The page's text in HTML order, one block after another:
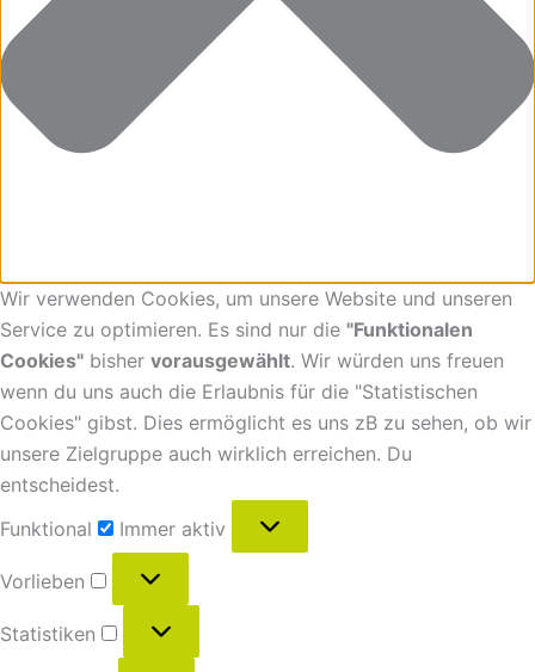
Wir verwenden Cookies, um unsere Website und unseren
Service zu optimieren. Es sind nur die "Funktionalen
Cookies" bisher vorausgewählt. Wir würden uns freuen
wenn du uns auch die Erlaubnis für die "Statistischen
Cookies" gibst. Dies ermöglicht es uns zB zu sehen, ob wir
unsere Zielgruppe auch wirklich erreichen. Du
entscheidest.
Funktional
Immer aktiv
Vorlieben
Statistiken